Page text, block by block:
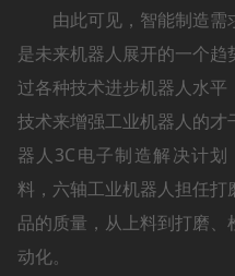
由此可见，智能制造需
是未来机器人展开的一个
过各种技术进步机器人水
技术来增强工业机器人的
器人3C电子制造解决计划
料，六轴工业机器人担任
品的质量，从上料到打磨
动化。